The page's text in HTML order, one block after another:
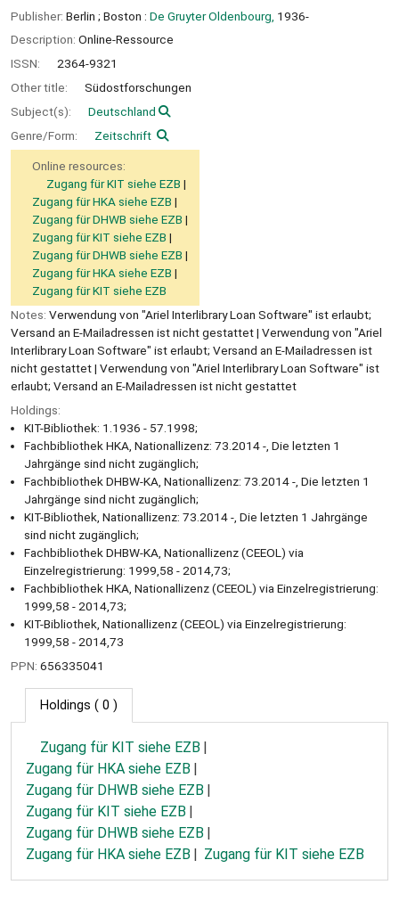
Publisher: Berlin ; Boston : De Gruyter Oldenbourg, 1936-
Description: Online-Ressource
ISSN:
2364-9321
Other title:
Südostforschungen
Subject(s):
Deutschland
Genre/Form:
Zeitschrift
Online resources:
Zugang für KIT siehe EZB
Zugang für HKA siehe EZB
Zugang für DHWB siehe EZB
Zugang für KIT siehe EZB
Zugang für DHWB siehe EZB
Zugang für HKA siehe EZB
Zugang für KIT siehe EZB
Notes: Verwendung von "Ariel Interlibrary Loan Software" ist erlaubt;
Versand an E-Mailadressen ist nicht gestattet | Verwendung von "Ariel
Interlibrary Loan Software" ist erlaubt; Versand an E-Mailadressen ist
nicht gestattet | Verwendung von "Ariel Interlibrary Loan Software" ist
erlaubt; Versand an E-Mailadressen ist nicht gestattet
Holdings:
KIT-Bibliothek: 1.1936 - 57.1998;
Fachbibliothek HKA, Nationallizenz: 73.2014 -, Die letzten 1
Jahrgänge sind nicht zugänglich;
Fachbibliothek DHBW-KA, Nationallizenz: 73.2014 -, Die letzten 1
Jahrgänge sind nicht zugänglich;
KIT-Bibliothek, Nationallizenz: 73.2014 -, Die letzten 1 Jahrgänge
sind nicht zugänglich;
Fachbibliothek DHBW-KA, Nationallizenz (CEEOL) via
Einzelregistrierung: 1999,58 - 2014,73;
Fachbibliothek HKA, Nationallizenz (CEEOL) via Einzelregistrierung:
1999,58 - 2014,73;
KIT-Bibliothek, Nationallizenz (CEEOL) via Einzelregistrierung:
1999,58 - 2014,73
PPN: 656335041
Holdings ( 0 )
Zugang für KIT siehe EZB
Zugang für HKA siehe EZB
Zugang für DHWB siehe EZB
Zugang für KIT siehe EZB
Zugang für DHWB siehe EZB
Zugang für HKA siehe EZB
Zugang für KIT siehe EZB